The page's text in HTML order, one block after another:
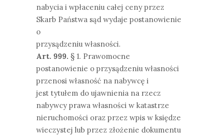
nabycia i wpłaceniu całej ceny przez
Skarb Państwa sąd wydaje postanowienie
o
przysądzeniu własności.
Art. 999. § 1. Prawomocne
postanowienie o przysądzeniu własności
przenosi własność na nabywcę i
jest tytułem do ujawnienia na rzecz
nabywcy prawa własności w katastrze
nieruchomości oraz przez wpis w księdze
wieczystej lub przez złożenie dokumentu